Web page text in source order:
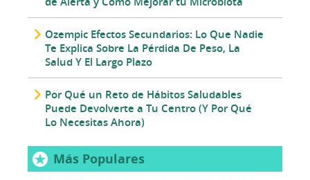
Ozempic Efectos Secundarios: Lo Que Nadie
Te Explica Sobre La Pérdida De Peso, La
Salud Y El Largo Plazo
Por Qué un Reto de Hábitos Saludables
Puede Devolverte a Tu Centro (Y Por Qué
Lo Necesitas Ahora)
Más Populares